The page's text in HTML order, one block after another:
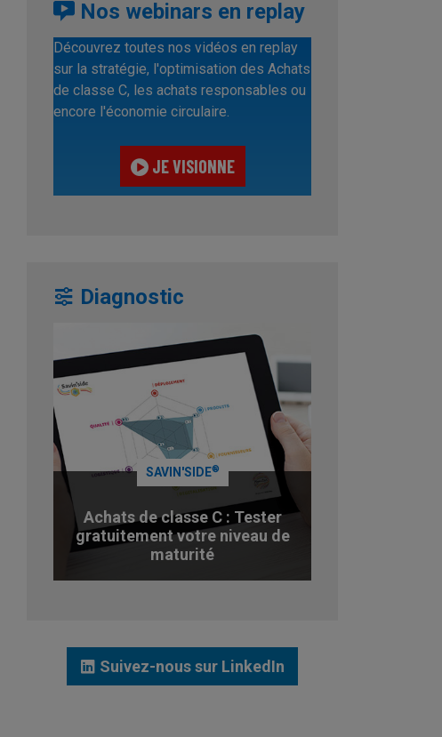
Nos webinars en replay
Découvrez toutes nos vidéos en replay
sur la stratégie, l'optimisation des Achats
de classe C, les achats responsables ou
encore l'économie circulaire.
JE VISIONNE
Diagnostic
SAVIN'SIDE®
Achats de classe C : Tester
gratuitement votre niveau de
maturité
Suivez-nous sur LinkedIn